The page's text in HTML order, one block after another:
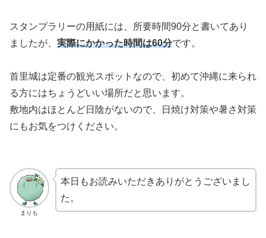
スタンプラリーの用紙には、所要時間90分と書いてあり
ましたが、 実際にかかった時間は60分です。
首里城は定番の観光スポットなので、初めて沖縄に来られ
る方にはちょうどいい場所だと思います。
敷地内はほとんど日陰がないので、日焼け対策や暑さ対策
にもお気をつけください。
まりも
本日もお読みいただきありがとうございまし
た。